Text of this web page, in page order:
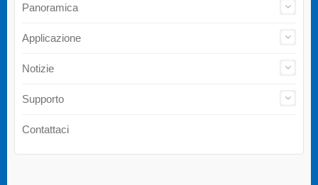
Panoramica
Applicazione
Notizie
Supporto
Contattaci